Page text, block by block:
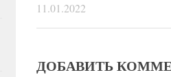
11.01.2022
ДОБАВИТЬ